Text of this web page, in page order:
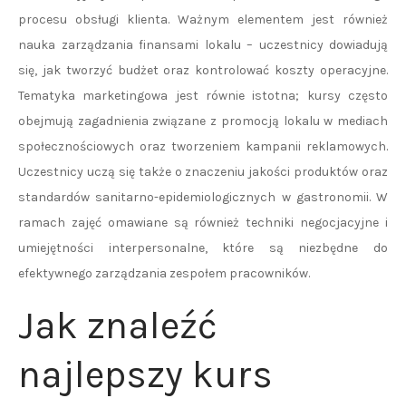
procesu obsługi klienta. Ważnym elementem jest również
nauka zarządzania finansami lokalu – uczestnicy dowiadują
się, jak tworzyć budżet oraz kontrolować koszty operacyjne.
Tematyka marketingowa jest równie istotna; kursy często
obejmują zagadnienia związane z promocją lokalu w mediach
społecznościowych oraz tworzeniem kampanii reklamowych.
Uczestnicy uczą się także o znaczeniu jakości produktów oraz
standardów sanitarno-epidemiologicznych w gastronomii. W
ramach zajęć omawiane są również techniki negocjacyjne i
umiejętności interpersonalne, które są niezbędne do
efektywnego zarządzania zespołem pracowników.
Jak znaleźć
najlepszy kurs